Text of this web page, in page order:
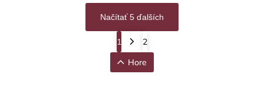
Načítať 5 ďalších
1
2
Hore